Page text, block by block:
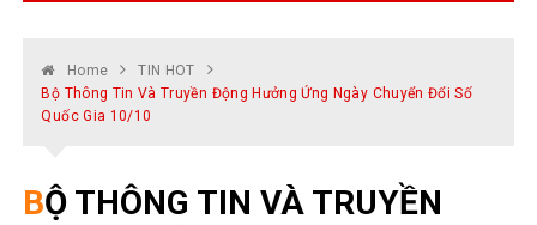
Home
TIN HOT
Bộ Thông Tin Và Truyền Động Hưởng Ứng Ngày Chuyển Đổi Số
Quốc Gia 10/10
BỘ THÔNG TIN VÀ TRUYỀN